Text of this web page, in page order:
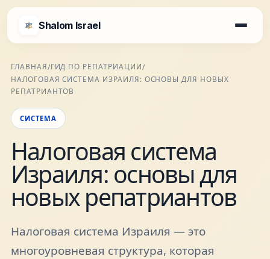
Shalom Israel
Блог
Афиша
Специалисты
Города
ГЛАВНАЯ/ГИД ПО РЕПАТРИАЦИИ/
НАЛОГОВАЯ СИСТЕМА ИЗРАИЛЯ: ОСНОВЫ ДЛЯ НОВЫХ
РЕПАТРИАНТОВ
СИСТЕМА
Налоговая система
Израиля: основы для
новых репатриантов
Налоговая система Израиля — это
многоуровневая структура, которая